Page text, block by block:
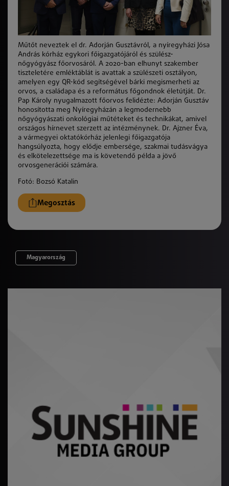
Műtőt neveztek el dr. Adorján Gusztávról, a nyíregyházi Jósa
András kórház egykori főigazgatójáról és szülész-
nőgyógyász főorvosáról. A 2020-ban elhunyt szakember
tiszteletére emléktáblát is avattak a szülészeti osztályon,
amelyen egy QR-kód segítségével bárki megismerheti az
orvos, a családapa és a református főgondnok életútját. Dr.
Pap Károly nyugalmazott főorvos felidézte: Adorján Gusztáv
honosította meg Nyíregyházán a legmodernebb
nőgyógyászati onkológiai műtéteket és technikákat, amivel
országos hírnevet szerzett az intézménynek. Dr. Ajzner Éva,
a vármegyei oktatókórház jelenlegi főigazgatója
hangsúlyozta, hogy elődje embersége, szakmai tudásvágya
és elkötelezettsége ma is követendő példa a jövő
orvosgenerációi számára.
Fotó: Bozsó Katalin
Megosztás
Magyarország